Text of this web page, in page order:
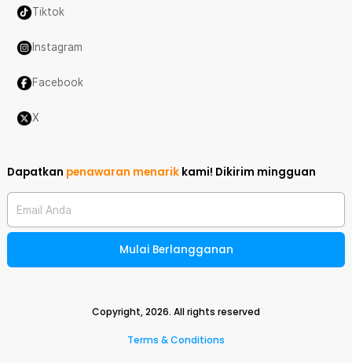
Tiktok
Instagram
Facebook
X
Dapatkan penawaran menarik kami! Dikirim mingguan
Email Anda
Mulai Berlangganan
Copyright,2026. All rights reserved
Terms & Conditions